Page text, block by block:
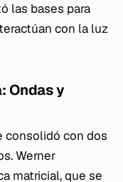
las bases para
con la luz
Ondas y
consolidó con dos
Werner
matricial, que se